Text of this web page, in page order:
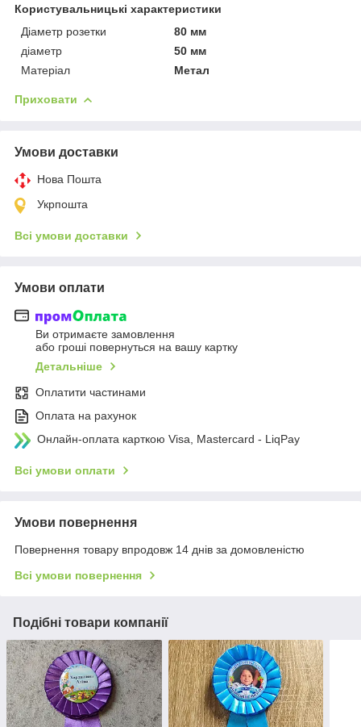
Користувальницькі характеристики
Діаметр розетки
80 мм
діаметр
50 мм
Матеріал
Метал
Приховати
Умови доставки
Нова Пошта
Укрпошта
Всі умови доставки
Умови оплати
Ви отримаєте замовлення
або гроші повернуться на вашу картку
Детальніше
Оплатити частинами
Оплата на рахунок
Онлайн-оплата карткою Visa, Mastercard - LiqPay
Всі умови оплати
Умови повернення
Повернення товару впродовж 14 днів за домовленістю
Всі умови повернення
Подібні товари компанії